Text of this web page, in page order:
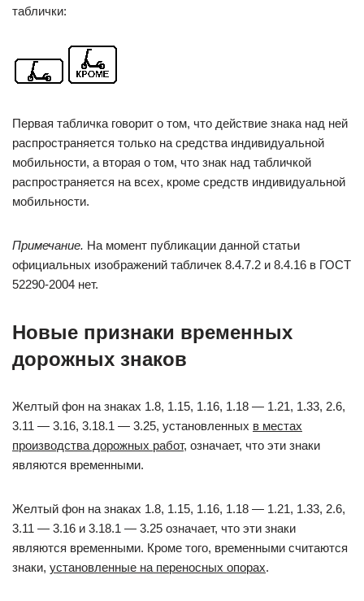
таблички:
Первая табличка говорит о том, что действие знака над ней
распространяется только на средства индивидуальной
мобильности, а вторая о том, что знак над табличкой
распространяется на всех, кроме средств индивидуальной
мобильности.
Примечание. На момент публикации данной статьи
официальных изображений табличек 8.4.7.2 и 8.4.16 в ГОСТ
52290-2004 нет.
Новые признаки временных
дорожных знаков
Желтый фон на знаках 1.8, 1.15, 1.16, 1.18 — 1.21, 1.33, 2.6,
3.11 — 3.16, 3.18.1 — 3.25, установленных в местах
производства дорожных работ, означает, что эти знаки
являются временными.
Желтый фон на знаках 1.8, 1.15, 1.16, 1.18 — 1.21, 1.33, 2.6,
3.11 — 3.16 и 3.18.1 — 3.25 означает, что эти знаки
являются временными. Кроме того, временными считаются
знаки, установленные на переносных опорах.